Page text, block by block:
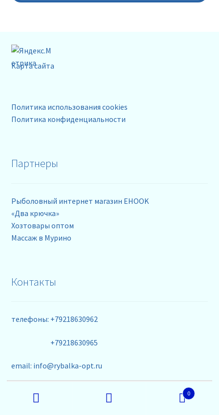
Карта сайта
Политика использования cookies
Политика конфиденциальности
Партнеры
Рыболовный интернет магазин EHOOK
«Два крючка»
Хозтовары оптом
Массаж в Мурино
Контакты
телефоны: +79218630962
+79218630965
email: info@rybalka-opt.ru
0